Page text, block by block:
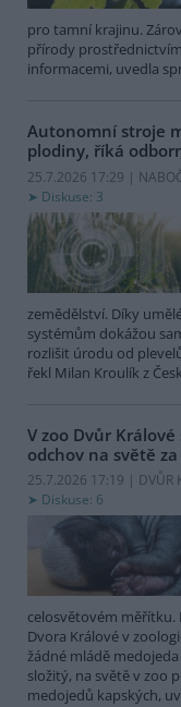
pro tamní krajinu.
přírody
informacemi, uvedla
Autonomní stroje
plodiny, říká
25.7.2026 17:29 |
Diskuse: 3
zemědělství. Díky
systémům dokážou
rozlišit úrodu od
řekl Milan Kroulík z
V zoo Dvůr
odchov na světě
25.7.2026 17:19 | DVŮR
Diskuse: 6
celosvětovém měřítku.
Dvora Králové v
žádné mládě
složitý, na světě v zoo
medojedů kapských,